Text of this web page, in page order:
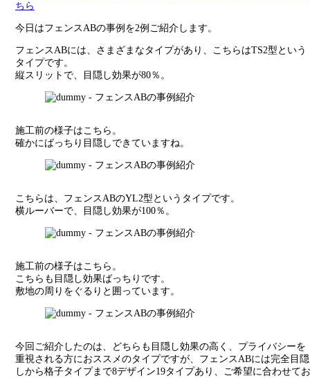
ちら
今日はフェンスABの事例を2例ご紹介します。
フェンスABには、さまざまなタイプがあり、こちらはTS2型という
タイプです。
縦スリットで、目隠し効果が80％。
施工前の様子はこちら。
確かにばっちり目隠しできていますね。
こちらは、フェンスABのYL2型というタイプです。
横ルーバーで、目隠し効果が100％。
施工前の様子はこちら。
こちらも目隠し効果ばっちりです。
敷地の周りをぐるりと囲っています。
今回ご紹介したのは、どちらも目隠し効果の高く、プライバシーを
重視される方におススメのタイプですが、フェンスABには完全目隠
しから格子タイプまで8デザイン19タイプあり、ご希望に合わせてお